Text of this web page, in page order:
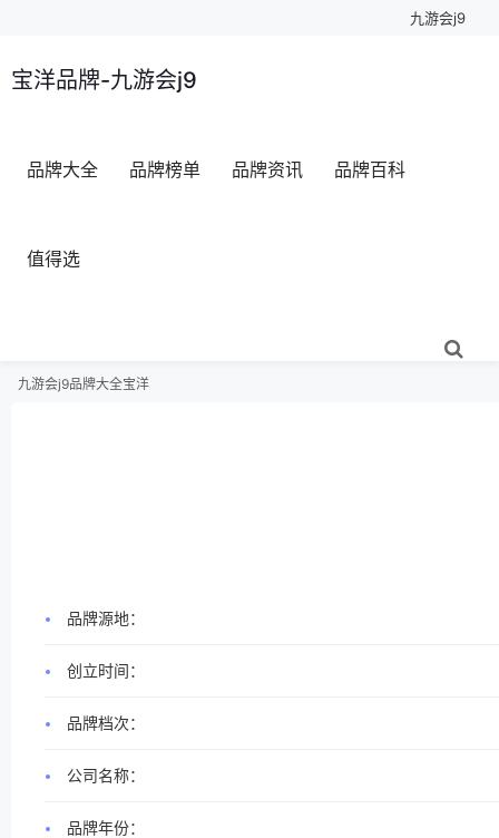
九游会j9
宝洋品牌-九游会j9
品牌大全 品牌榜单 品牌资讯 品牌百科
值得选
九游会j9品牌大全宝洋
品牌源地：
创立时间：
品牌档次：
公司名称：
品牌年份：